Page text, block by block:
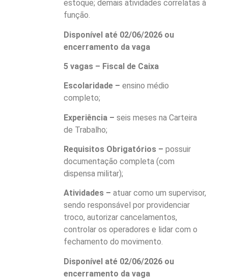
estoque; demais atividades correlatas à
função.
Disponível até 02/06/2026 ou
encerramento da vaga
5 vagas – Fiscal de Caixa
Escolaridade – ensino médio
completo;
Experiência – seis meses na Carteira
de Trabalho;
Requisitos Obrigatórios – possuir
documentação completa (com
dispensa militar);
Atividades – atuar como um supervisor,
sendo responsável por providenciar
troco, autorizar cancelamentos,
controlar os operadores e lidar com o
fechamento do movimento.
Disponível até 02/06/2026 ou
encerramento da vaga